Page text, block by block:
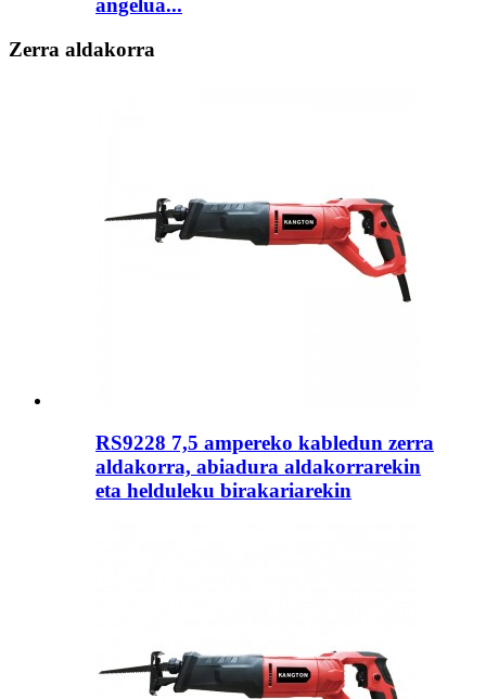
angelua...
Zerra aldakorra
RS9228 7,5 ampereko kabledun zerra
aldakorra, abiadura aldakorrarekin
eta helduleku birakariarekin